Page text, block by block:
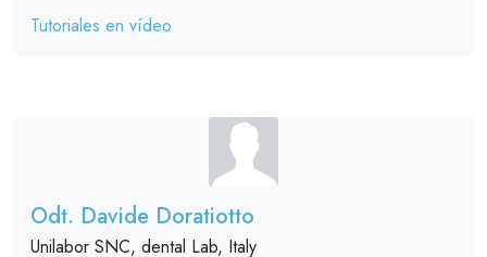
Tutoriales en vídeo
Odt. Davide Doratiotto
Unilabor SNC, dental Lab, Italy